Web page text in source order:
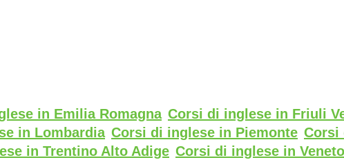
in Emilia Romagna Corsi di inglese in Friuli
in Lombardia Corsi di inglese in Piemonte Corsi
in Trentino Alto Adige Corsi di inglese in Veneto